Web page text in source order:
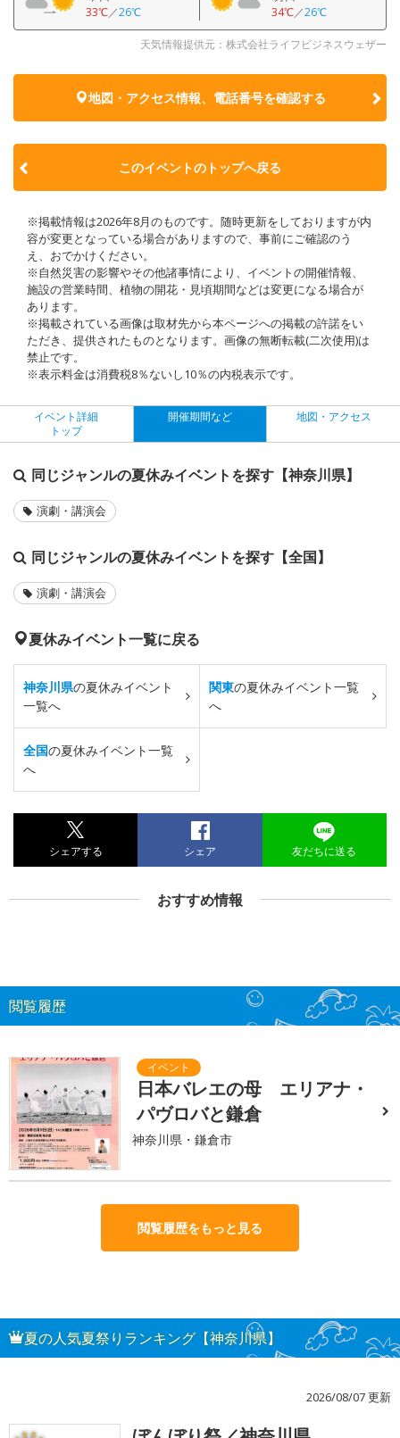
33℃／26℃ 34℃／26℃
天気情報提供元：株式会社ライフビジネスウェザー
地図・アクセス情報、電話番号を確認する
このイベントのトップへ戻る
※掲載情報は2026年8月のものです。随時更新をしておりますが内
容が変更となっている場合がありますので、事前にご確認のう
え、おでかけください。
※自然災害の影響やその他諸事情により、イベントの開催情報、
施設の営業時間、植物の開花・見頃期間などは変更になる場合が
あります。
※掲載されている画像は取材先から本ページへの掲載の許諾をい
ただき、提供されたものとなります。画像の無断転載(二次使用)は
禁止です。
※表示料金は消費税8％ないし10％の内税表示です。
イベント詳細
トップ
開催期間など 地図・アクセス
同じジャンルの夏休みイベントを探す【神奈川県】
演劇・講演会
同じジャンルの夏休みイベントを探す【全国】
演劇・講演会
夏休みイベント一覧に戻る
神奈川県の夏休みイベント
一覧へ
関東の夏休みイベント一覧
へ
全国の夏休みイベント一覧
へ
シェアする シェア 友だちに送る
おすすめ情報
閲覧履歴
日本バレエの母 エリアナ・
パヴロバと鎌倉
神奈川県・鎌倉市
閲覧履歴をもっと見る
夏の人気夏祭りランキング【神奈川県】
2026/08/07 更新